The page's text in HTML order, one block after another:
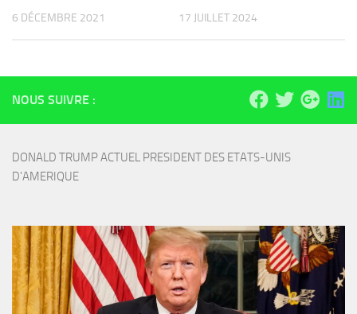
6 DÉCEMBRE 2021 17 JUILLET 2024
NOUS SUIVRE :
DONALD TRUMP ACTUEL PRESIDENT DES ETATS-UNIS
D'AMERIQUE